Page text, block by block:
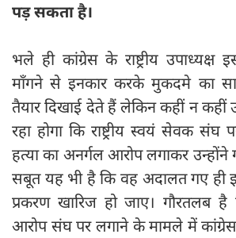
पड़ सकता है।
भले ही कांग्रेस के राष्ट्रीय उपाध्यक्ष
माँगने से इनकार करके मुकदमे का
तैयार दिखाई देते हैं लेकिन कहीं न कहीं
रहा होगा कि राष्ट्रीय स्वयं सेवक संघ
हत्या का अनर्गल आरोप लगाकर
सबूत यह भी है कि वह अदालत गए ही
प्रकरण खारिज हो जाए। गौरतलब है
आरोप संघ पर लगाने के मामले में